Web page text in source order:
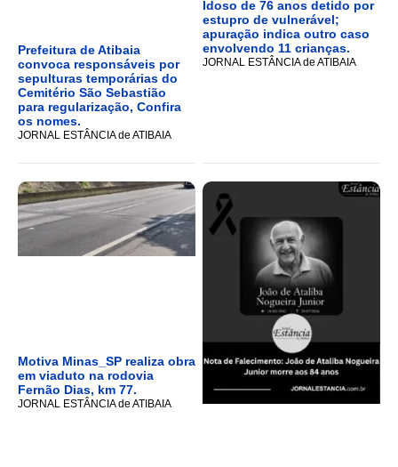
Prefeitura de Atibaia
convoca responsáveis por
sepulturas temporárias do
Cemitério São Sebastião
para regularização, Confira
os nomes.
JORNAL ESTÂNCIA de ATIBAIA
Idoso de 76 anos detido por
estupro de vulnerável;
apuração indica outro caso
envolvendo 11 crianças.
JORNAL ESTÂNCIA de ATIBAIA
Motiva Minas_SP realiza obra
em viaduto na rodovia
Fernão Dias, km 77.
JORNAL ESTÂNCIA de ATIBAIA